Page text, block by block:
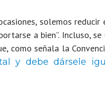
solemos
a bien”. Incluso,
como señala la
y debe dársele